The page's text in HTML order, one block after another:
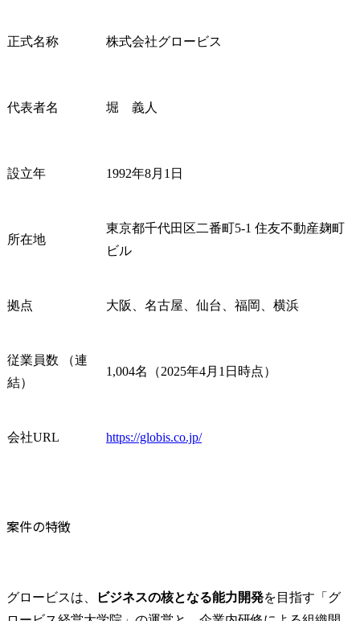
正式名称 株式会社グロービス
代表者名 堀　義人
設立年 1992年8月1日
所在地
東京都千代田区二番町5-1 住友不動産麹町
ビル
拠点 大阪、名古屋、仙台、福岡、横浜
従業員数 （連
結）
1,004名（2025年4月1日時点）
会社URL https://globis.co.jp/
案件の特徴
グロービスは、 ビジネスの核となる能力開発を目指す「グ